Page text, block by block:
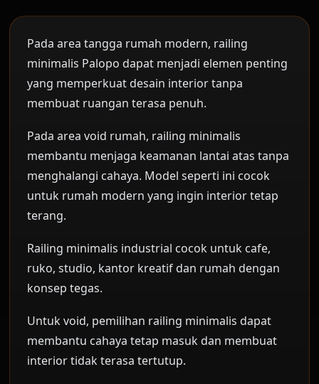
Pada area tangga rumah modern, railing
minimalis Palopo dapat menjadi elemen penting
yang memperkuat desain interior tanpa
membuat ruangan terasa penuh.
Pada area void rumah, railing minimalis
membantu menjaga keamanan lantai atas tanpa
menghalangi cahaya. Model seperti ini cocok
untuk rumah modern yang ingin interior tetap
terang.
Railing minimalis industrial cocok untuk cafe,
ruko, studio, kantor kreatif dan rumah dengan
konsep tegas.
Untuk void, pemilihan railing minimalis dapat
membantu cahaya tetap masuk dan membuat
interior tidak terasa tertutup.